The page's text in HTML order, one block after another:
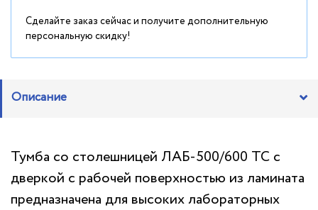
Сделайте заказ сейчас и получите дополнительную
персональную скидку!
Описание
Тумба со столешницей ЛАБ-500/600 ТС с
дверкой с рабочей поверхностью из ламината
предназначена для высоких лабораторных